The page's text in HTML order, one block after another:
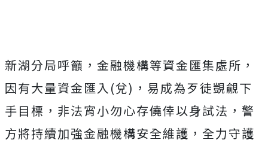
新湖分局呼籲，金融機構等資金匯集處所，
因有大量資金匯入(兌)，易成為歹徒覬覦下
手目標，非法宵小勿心存僥倖以身試法，警
方將持續加強金融機構安全維護，全力守護